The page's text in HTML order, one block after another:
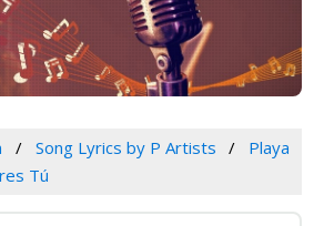
Song Lyrics by P Artists
Playa
Tú